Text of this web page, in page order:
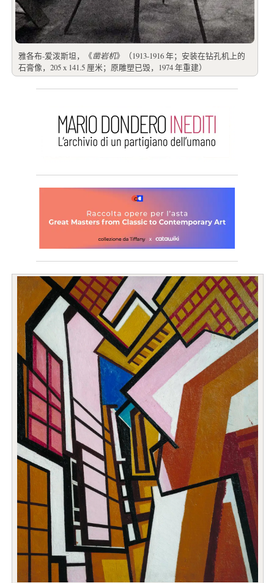
雅各布-爱泼斯坦，《凿岩机》（1913-1916 年；安装在钻孔机上的
石膏像，205 x 141.5 厘米；原雕塑已毁，1974 年重建）